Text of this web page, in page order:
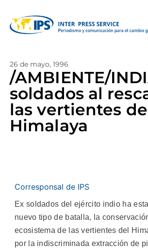
26 de mayo, 1996
/AMBIENTE/
soldados al
las vertientes
Himalaya
Corresponsal de IPS
Ex soldados del ejército indio ha
nuevo tipo de batalla, la
ecosistema de las vertientes del
por la indiscriminada extracción de